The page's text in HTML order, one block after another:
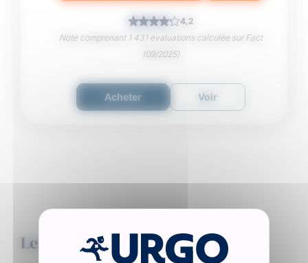
4,2
Note comprenant 1 431 évaluations calculée sur Fact
(09/2025)
Acheter Voir
Les solutions Urgo